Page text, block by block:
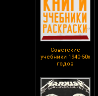
Советские
учебники 1940-50х
годов